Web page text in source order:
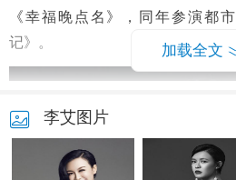
《幸福晚点名》，同年参演都市
记》。
加载全文
李艾图片